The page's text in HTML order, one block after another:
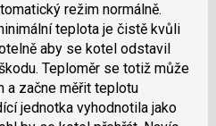
režim normálně.
teplota je čistě kvůli
aby se kotel odstavil
Teploměr se totiž může
a začne měřit teplotu
jednotka vyhodnotila jako